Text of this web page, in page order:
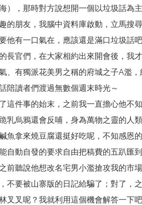
海），那時對方說想開一個以垃圾話為
的朋友，我腦中資料庫啟動，立馬搜
他有一口氣在，應該還是滿口垃圾話
長官們，在大家相約出來開會後，我
、有獨派花美男之稱的府城之子A濫
陪讀者們渡過無數個週末時光～
這件事的始末，之前我一直擔心他不
乳烏鴉還會反哺，身為萬物之靈的人
魚拿來燒豆腐還挺好吃呢，不知感恩
自動自發的要求自由把稿費的五趴匯
前聽說他想改名宅男小濫搶攻我的市
不要被山寨版的日記給騙了；對了，
叉叉呢？我就利用這個機會解答一下